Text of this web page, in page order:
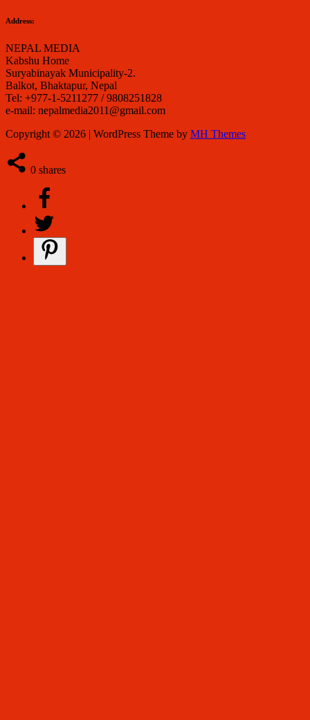
Address:
NEPAL MEDIA
Kabshu Home
Suryabinayak Municipality-2.
Balkot, Bhaktapur, Nepal
Tel: +977-1-5211277 / 9808251828
e-mail: nepalmedia2011@gmail.com
Copyright © 2026 | WordPress Theme by MH Themes
0 shares